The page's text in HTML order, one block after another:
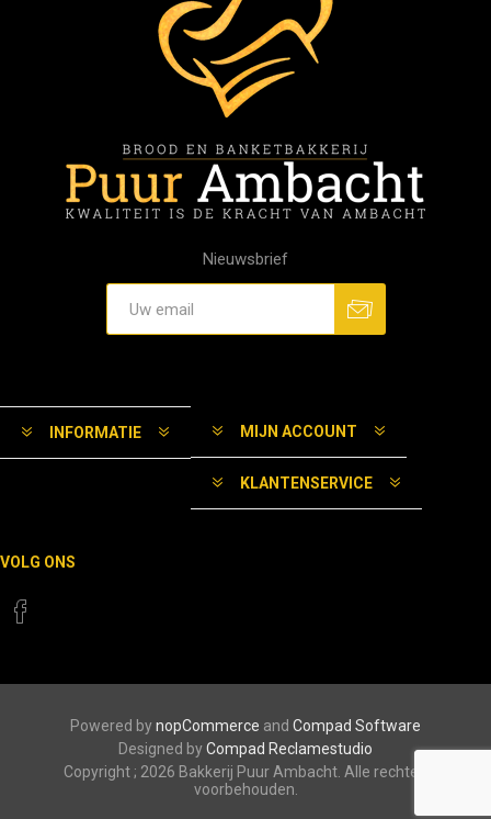
Nieuwsbrief
INFORMATIE MIJN ACCOUNT
KLANTENSERVICE
VOLG ONS
Powered bynopCommerce and Compad Software
Designed byCompad Reclamestudio
Copyright ; 2026 Bakkerij Puur Ambacht. Alle rechten
voorbehouden.